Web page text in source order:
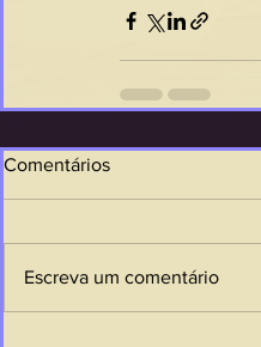
Comentários
Escreva um comentário